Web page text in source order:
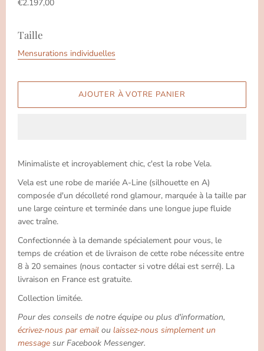
€2.197,00
Taille
Mensurations individuelles
Minimaliste et incroyablement chic, c'est la robe Vela.
Vela est une robe de mariée A-Line (silhouette en A)
composée d'un décolleté rond glamour, marquée à la taille par
une large ceinture et terminée dans une longue jupe fluide
avec traîne.
Confectionnée à la demande spécialement pour vous, le
temps de création et de livraison de cette robe nécessite entre
8 à 20 semaines (nous contacter si votre délai est serré). La
livraison en France est gratuite.
Collection limitée.
Pour des conseils de notre équipe ou plus d'information,
écrivez-nous par email ou laissez-nous simplement un
message sur Facebook Messenger.